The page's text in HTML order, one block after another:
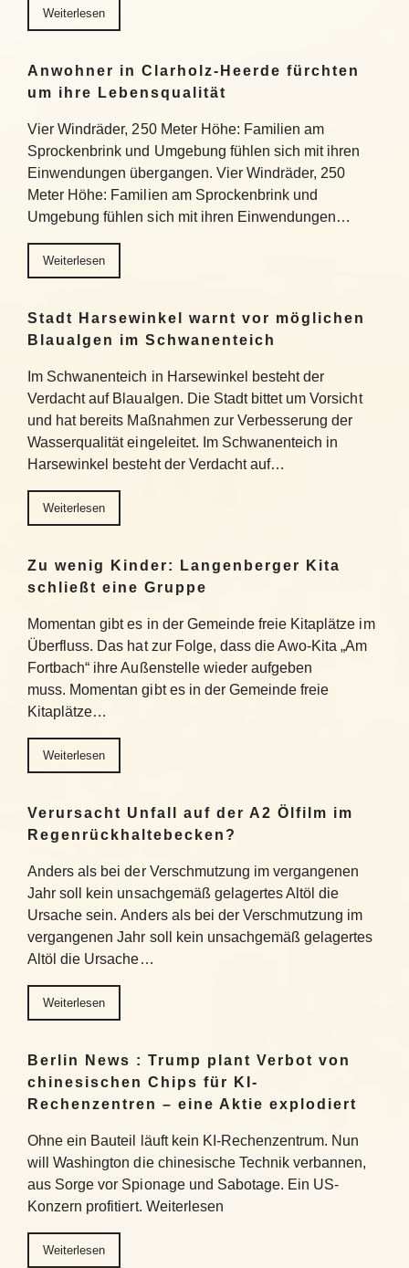
Weiterlesen
Anwohner in Clarholz-Heerde fürchten
um ihre Lebensqualität
Vier Windräder, 250 Meter Höhe: Familien am
Sprockenbrink und Umgebung fühlen sich mit ihren
Einwendungen übergangen. Vier Windräder, 250
Meter Höhe: Familien am Sprockenbrink und
Umgebung fühlen sich mit ihren Einwendungen…
Weiterlesen
Stadt Harsewinkel warnt vor möglichen
Blaualgen im Schwanenteich
Im Schwanenteich in Harsewinkel besteht der
Verdacht auf Blaualgen. Die Stadt bittet um Vorsicht
und hat bereits Maßnahmen zur Verbesserung der
Wasserqualität eingeleitet. Im Schwanenteich in
Harsewinkel besteht der Verdacht auf…
Weiterlesen
Zu wenig Kinder: Langenberger Kita
schließt eine Gruppe
Momentan gibt es in der Gemeinde freie Kitaplätze im
Überfluss. Das hat zur Folge, dass die Awo-Kita „Am
Fortbach“ ihre Außenstelle wieder aufgeben
muss. Momentan gibt es in der Gemeinde freie
Kitaplätze…
Weiterlesen
Verursacht Unfall auf der A2 Ölfilm im
Regenrückhaltebecken?
Anders als bei der Verschmutzung im vergangenen
Jahr soll kein unsachgemäß gelagertes Altöl die
Ursache sein. Anders als bei der Verschmutzung im
vergangenen Jahr soll kein unsachgemäß gelagertes
Altöl die Ursache…
Weiterlesen
Berlin News : Trump plant Verbot von
chinesischen Chips für KI-
Rechenzentren – eine Aktie explodiert
Ohne ein Bauteil läuft kein KI-Rechenzentrum. Nun
will Washington die chinesische Technik verbannen,
aus Sorge vor Spionage und Sabotage. Ein US-
Konzern profitiert. Weiterlesen
Weiterlesen